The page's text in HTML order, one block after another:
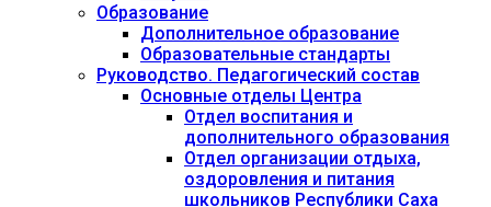
Образование
Дополнительное образование
Образовательные стандарты
Руководство. Педагогический состав
Основные отделы Центра
Отдел воспитания и
дополнительного образования
Отдел организации отдыха,
оздоровления и питания
школьников Республики Саха